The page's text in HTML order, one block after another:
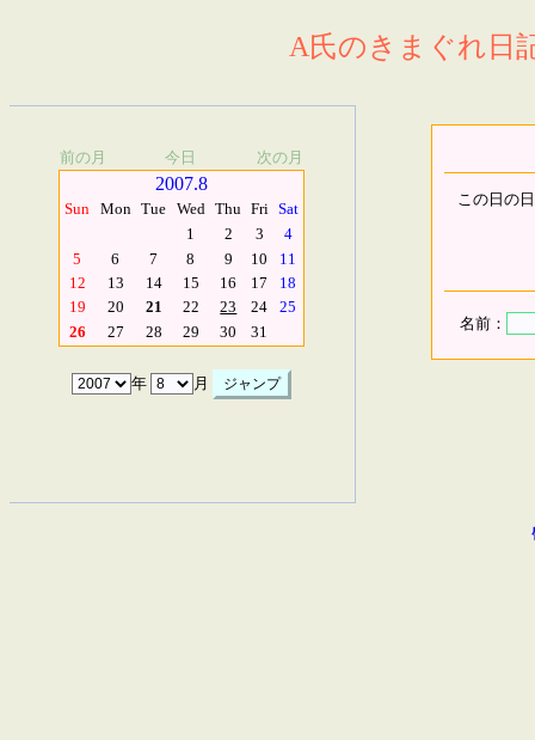
A氏のきまぐれ日
前の月 今日 次の月
2007.8
Sun Mon Tue Wed Thu Fri Sat
1
2 3
4
5
6 7 8 9 10
11
12
13 14 15 16 17
18
19
20 21 22 23 24
25
26
27 28 29 30 31
年 月
この日の
名前：